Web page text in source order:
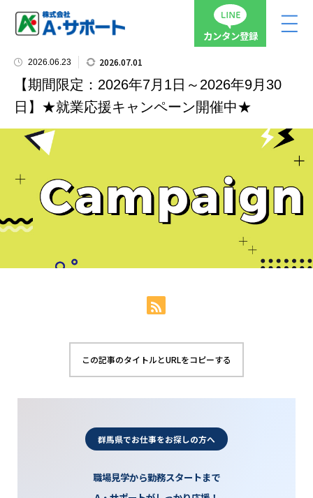
カンタン登録
2026.06.23 2026.07.01
【期間限定：2026年7月1日～2026年9月30
日】★就業応援キャンペーン開催中★
この記事のタイトルとURLをコピーする
群馬県でお仕事をお探しの方へ
職場見学から勤務スタートまで